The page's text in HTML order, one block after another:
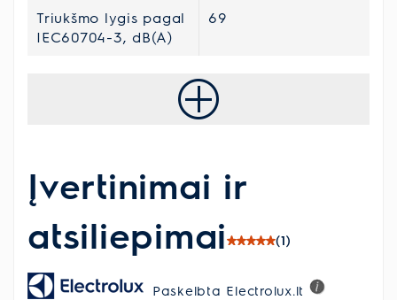
Triukšmo lygis pagal
IEC60704-3, dB(A)
69
Įvertinimai ir
atsiliepimai
(1)
Paskelbta Electrolux.lt